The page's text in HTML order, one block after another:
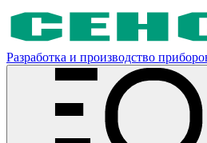
Разработка и производство